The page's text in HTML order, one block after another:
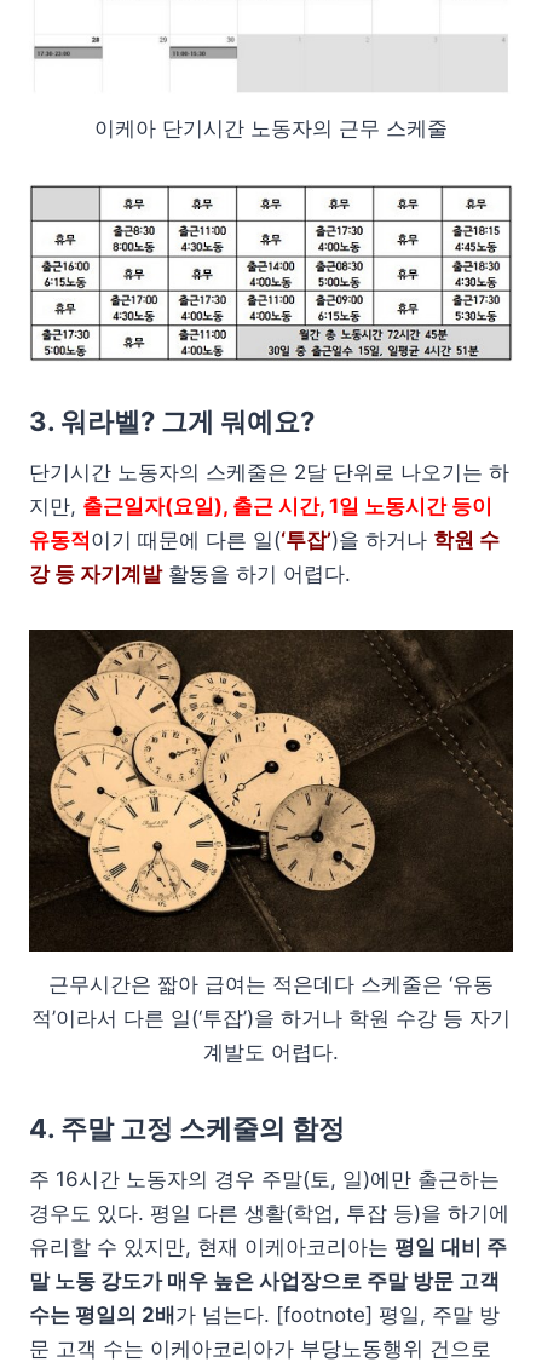
이케아 단기시간 노동자의 근무 스케줄
3. 워라벨? 그게 뭐예요?
단기시간 노동자의 스케줄은 2달 단위로 나오기는 하
지만, 출근일자(요일), 출근 시간, 1일 노동시간 등이
유동적이기 때문에 다른 일(‘투잡’)을 하거나 학원 수
강 등 자기계발활동을 하기 어렵다.
근무시간은 짧아 급여는 적은데다 스케줄은 ‘유동
적’이라서 다른 일(‘투잡’)을 하거나 학원 수강 등 자기
계발도 어렵다.
4. 주말 고정 스케줄의 함정
주 16시간 노동자의 경우 주말(토, 일)에만 출근하는
경우도 있다. 평일 다른 생활(학업, 투잡 등)을 하기에
유리할 수 있지만, 현재 이케아코리아는 평일 대비 주
말 노동 강도가 매우 높은 사업장으로 주말 방문 고객
수는 평일의 2배 가 넘는다. [footnote] 평일, 주말 방
문 고객 수는 이케아코리아가 부당노동행위 건으로